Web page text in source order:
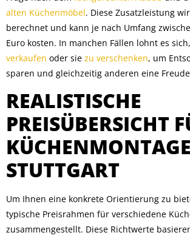
alten Küchenmöbel. Diese Zusatzleistung
berechnet und kann je nach Umfang
Euro kosten. In manchen Fällen lohnt es
verkaufen oder sie zu verschenken, um
sparen und gleichzeitig anderen eine
REALISTISCHE
PREISÜBERSICHT
STUTTGART
Um Ihnen eine konkrete Orientierung zu
typische Preisrahmen für verschiedene
zusammengestellt. Diese Richtwerte